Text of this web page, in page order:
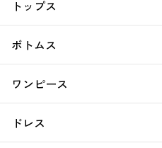
トップス
ボトムス
ワンピース
ドレス